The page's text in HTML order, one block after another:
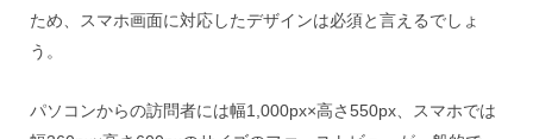
ため、スマホ画面に対応したデザインは必須と言えるでしょ
う。
パソコンからの訪問者には幅1,000px×高さ550px、スマホでは